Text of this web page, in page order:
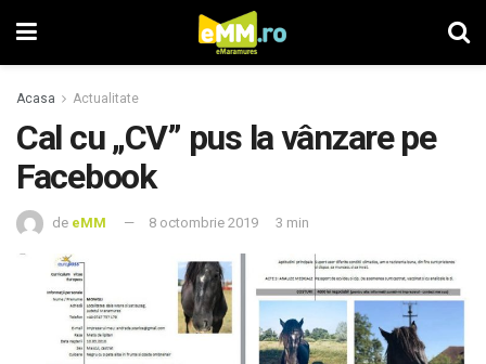
Acasa Actualitate
Cal cu „CV” pus la vânzare pe
Facebook
de eMM 8 octombrie 2019 3 min